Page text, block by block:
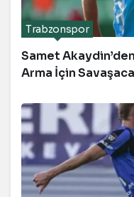
Trabzonspor
Samet
Arma İçin